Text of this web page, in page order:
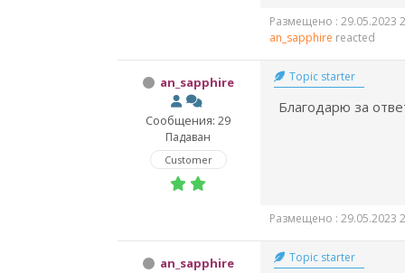
Размещено : 29.05.2023
an_sapphire reacted
an_sapphire
Сообщения: 29
Падаван
Customer
Topic starter
Благодарю за
Размещено : 29.05.2023
an_sapphire Topic starter